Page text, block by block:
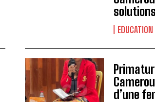
EDUCATION
d’une